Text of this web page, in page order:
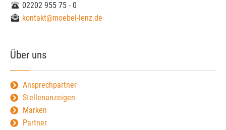
02202 955 75 - 0
kontakt@moebel-lenz.de
Über uns
Ansprechpartner
Stellenanzeigen
Marken
Partner